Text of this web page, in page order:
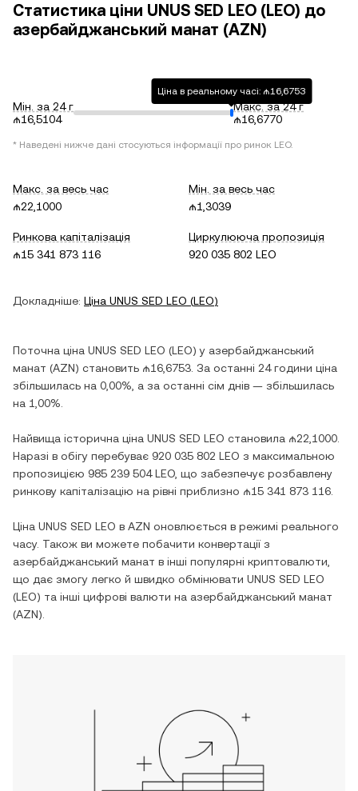
Статистика ціни UNUS SED LEO (LEO) до
азербайджанський манат (AZN)
Мін. за 24 г
₼16,5104
Ціна в реальному часі: ₼16,6753
Макс. за 24 г
₼16,6770
* Наведені нижче дані стосуються інформації про ринок LEO.
Макс. за весь час
₼22,1000
Мін. за весь час
₼1,3039
Ринкова капіталізація
₼15 341 873 116
Циркулююча пропозиція
920 035 802 LEO
Докладніше: Ціна UNUS SED LEO (LEO)
Поточна ціна UNUS SED LEO (LEO) у азербайджанський
манат (AZN) становить ₼16,6753 . За останні 24 години ціна
збільшилась на 0,00% , а за останні сім днів — збільшилась
на 1,00%
Найвища історична ціна UNUS SED LEO становила ₼22,1000
Наразі в обігу перебуває 920 035 802 LEO з максимальною
пропозицією 985 239 504 LEO , що забезпечує розбавлену
ринкову капіталізацію на рівні приблизно ₼15 341 873 116
Ціна UNUS SED LEO в AZN оновлюється в режимі реального
часу. Також ви можете побачити конвертації з
азербайджанський манат в інші популярні криптовалюти,
що дає змогу легко й швидко обмінювати UNUS SED LEO
(LEO) та інші цифрові валюти на азербайджанський манат
(AZN).